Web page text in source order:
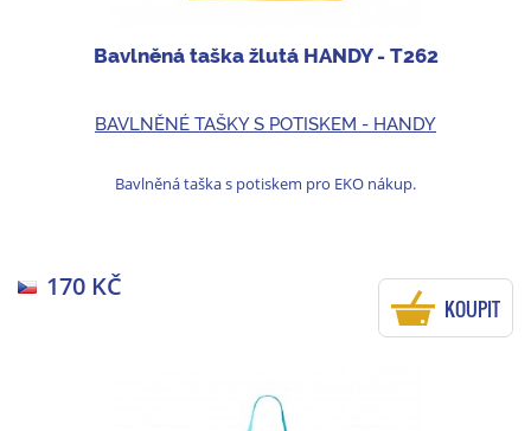
Bavlněná taška žlutá HANDY - T262
BAVLNĚNÉ TAŠKY S POTISKEM - HANDY
Bavlněná taška s potiskem pro EKO nákup.
170 KČ
KOUPIT